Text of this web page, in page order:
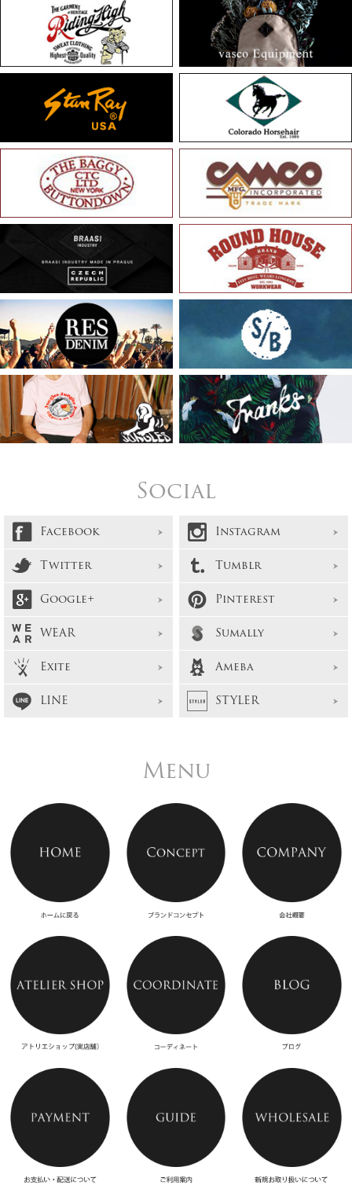
Social
Facebook
Instagram
Twitter
Tumblr
Google+
Pinterest
WEAR
Sumally
Exite
Ameba
LINE
STYLER
Menu